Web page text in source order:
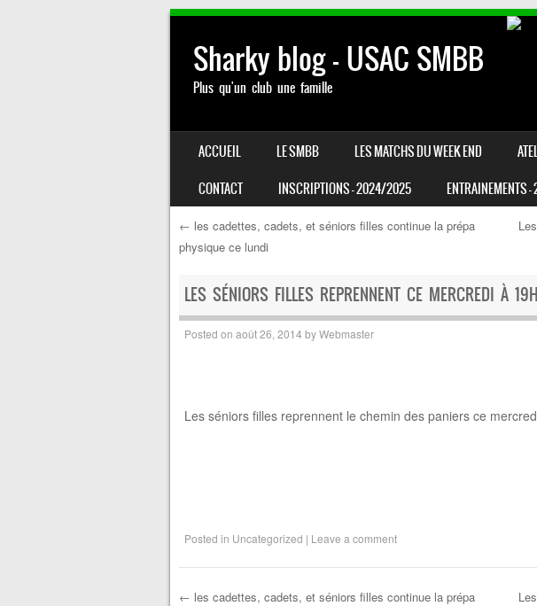
Sharky blog – USAC SMBB
Plus qu'un club une famille
MENU
SKIP TO CONTENT
ACCUEIL LE SMBB LES MATCHS DU WEEK END
CONTACT
INSCRIPTIONS – 2024/2025 ENTRAINEMENTS
Post navigation
← les cadettes, cadets, et séniors filles continue la prépa
physique ce lundi
LES SÉNIORS FILLES REPRENNENT CE MERCREDI À
Posted on août 26, 2014 byWebmaster
Les séniors filles reprennent le chemin des paniers ce
Posted in Uncategorized | Leave a comment
← les cadettes, cadets, et séniors filles continue la prépa